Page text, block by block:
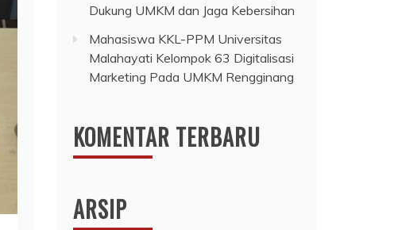
Dukung UMKM dan Jaga Kebersihan
Mahasiswa KKL-PPM Universitas
Malahayati Kelompok 63 Digitalisasi
Marketing Pada UMKM Rengginang
KOMENTAR TERBARU
ARSIP